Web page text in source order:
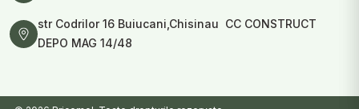
str Codrilor 16 Buiucani,Chisinau CC CONSTRUCT
DEPO MAG 14/48